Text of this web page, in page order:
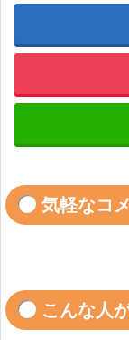
気軽なコ
こんな人